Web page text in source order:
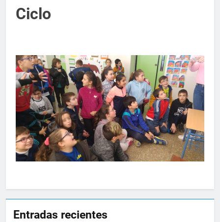
Ciclo
Entradas recientes